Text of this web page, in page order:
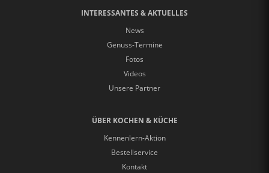
INTERESSANTES & AKTUELLES
News
Genuss-Termine
Fotos
Videos
Unsere Partner
ÜBER KOCHEN & KÜCHE
Kennenlern-Aktion
Bestellservice
Kontakt